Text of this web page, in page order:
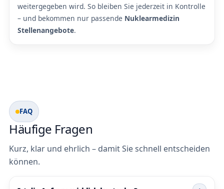
weitergegeben wird. So bleiben Sie jederzeit in Kontrolle
– und bekommen nur passende Nuklearmedizin
Stellenangebote.
FAQ
Häufige Fragen
Kurz, klar und ehrlich – damit Sie schnell entscheiden
können.